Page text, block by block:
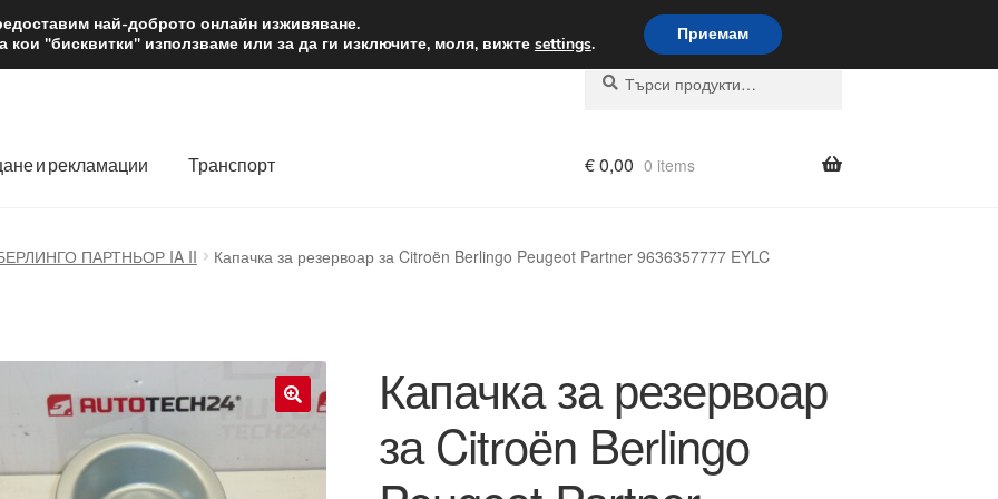
лв. Доставка по целия свят
Търсене
Търсене
и рекламации Транспорт €0,00 0 items
ПАРТНЬОР IA II Капачка за резервоар за Citroën Berlingo Peugeot Partner 9636357777 EYLC
Капачка за резервоар
за Citroën Berlingo
най-доброто онлайн изживяване.
"бисквитки" използваме или за да ги изключите, моля, вижте settings. Приемам